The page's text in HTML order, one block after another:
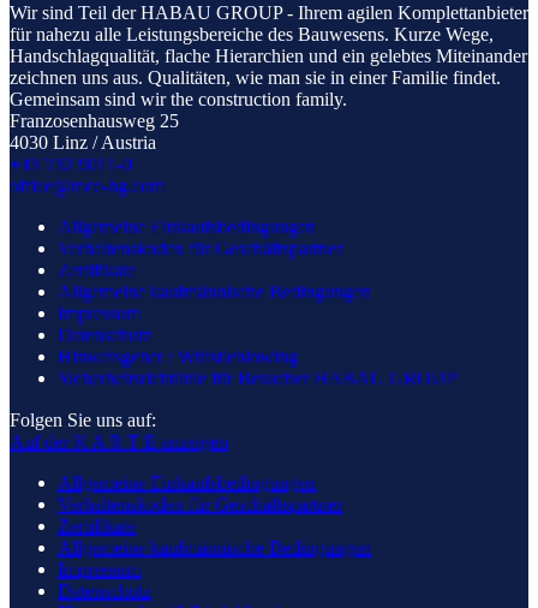
Wir sind Teil der HABAU GROUP - Ihrem agilen Komplettanbieter
für nahezu alle Leistungsbereiche des Bauwesens. Kurze Wege,
Handschlagqualität, flache Hierarchien und ein gelebtes Miteinander
zeichnen uns aus. Qualitäten, wie man sie in einer Familie findet.
Gemeinsam sind wir the construction family.
Franzosenhausweg 25
4030 Linz / Austria
+43 732 9011-0
office@mce-hg.com
Allgemeine Einkaufsbedingungen
Verhaltenskodex für Geschäftspartner
Zertifikate
Allgemeine kaufmännische Bedingungen
Impressum
Datenschutz
Hinweisgeber / Whistleblowing
Sicherheitsrichtlinie für Besucher HABAU GROUP
Folgen Sie uns auf:
Auf der K A R T E anzeigen
Allgemeine Einkaufsbedingungen
Verhaltenskodex für Geschäftspartner
Zertifikate
Allgemeine kaufmännische Bedingungen
Impressum
Datenschutz